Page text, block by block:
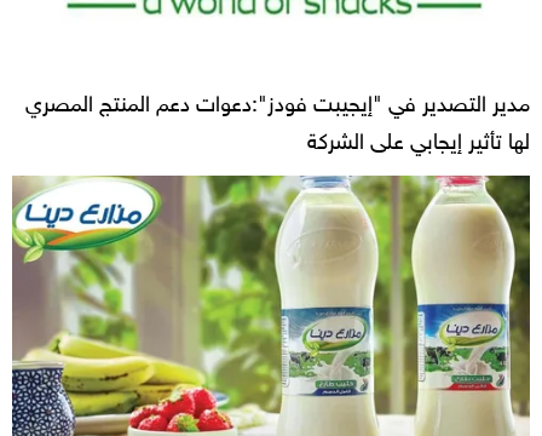
مدير التصدير في "إيجيبت فودز":دعوات دعم المنتج المصري
لها تأثير إيجابي على الشركة